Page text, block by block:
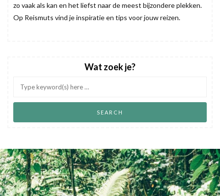
zo vaak als kan en het liefst naar de meest bijzondere plekken.
Op Reismuts vind je inspiratie en tips voor jouw reizen.
Wat zoek je?